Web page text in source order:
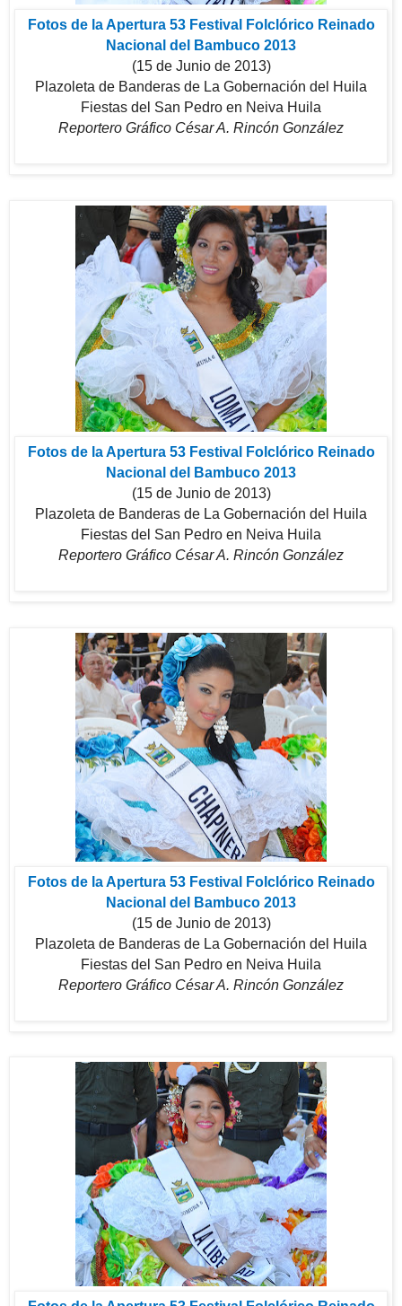
Fotos de la Apertura 53 Festival Folclórico Reinado
Nacional del Bambuco 2013
(15 de Junio de 2013)
Plazoleta de Banderas de La Gobernación del Huila
Fiestas del San Pedro en Neiva Huila
Reportero Gráfico César A. Rincón González
Fotos de la Apertura 53 Festival Folclórico Reinado
Nacional del Bambuco 2013
(15 de Junio de 2013)
Plazoleta de Banderas de La Gobernación del Huila
Fiestas del San Pedro en Neiva Huila
Reportero Gráfico César A. Rincón González
Fotos de la Apertura 53 Festival Folclórico Reinado
Nacional del Bambuco 2013
(15 de Junio de 2013)
Plazoleta de Banderas de La Gobernación del Huila
Fiestas del San Pedro en Neiva Huila
Reportero Gráfico César A. Rincón González